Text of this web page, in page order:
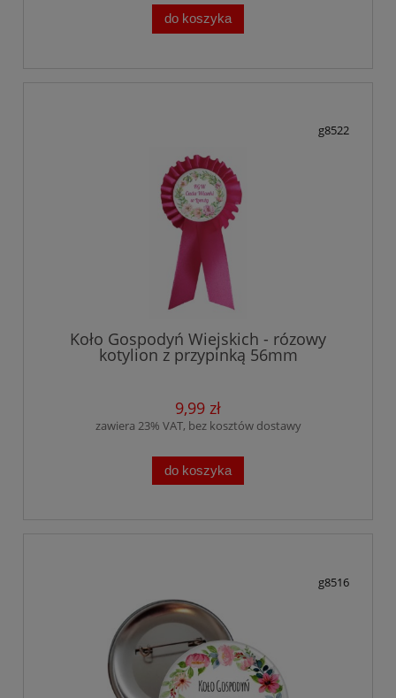
do koszyka
g8522
Koło Gospodyń Wiejskich - rózowy
kotylion z przypinką 56mm
9,99 zł
zawiera 23% VAT, bez kosztów dostawy
do koszyka
g8516